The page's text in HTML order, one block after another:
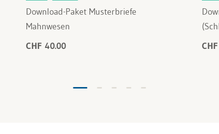
Download-Paket Musterbriefe
Mahnwesen
CHF 40.00